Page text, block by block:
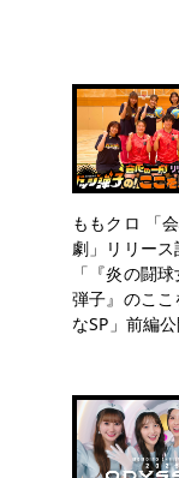
ももクロ 「
劇」リリース
「『炎の闘
弾子』のここ
なSP」前編公